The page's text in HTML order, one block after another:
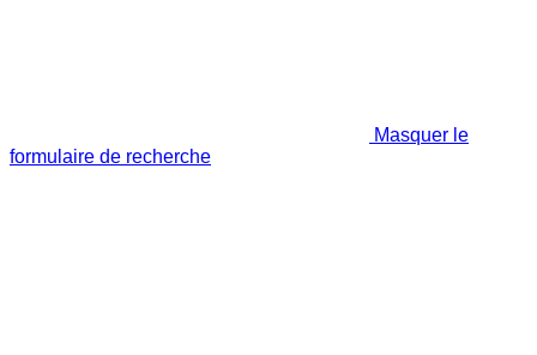
Masquer le
formulaire de recherche